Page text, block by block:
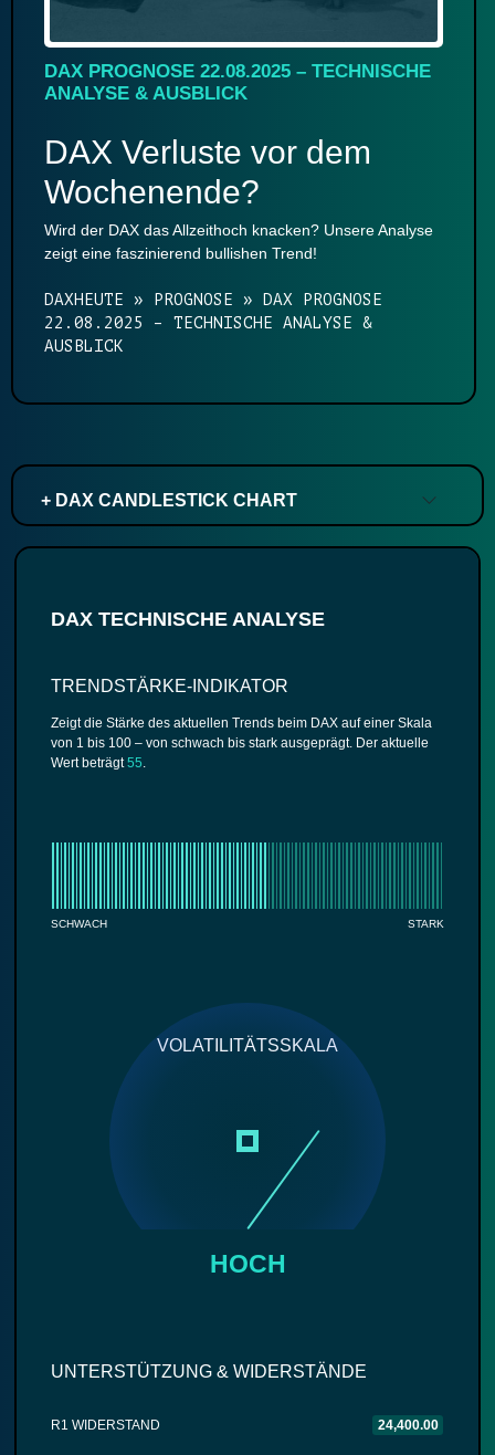
DAX PROGNOSE 22.08.2025 – TECHNISCHE
ANALYSE & AUSBLICK
DAX Verluste vor dem
Wochenende?
Wird der DAX das Allzeithoch knacken? Unsere Analyse
zeigt eine faszinierend bullishen Trend!
DAXHEUTE » PROGNOSE »
DAX PROGNOSE
22.08.2025 – TECHNISCHE ANALYSE &
AUSBLICK
+ DAX CANDLESTICK CHART
DAX TECHNISCHE ANALYSE
TRENDSTÄRKE-INDIKATOR
Zeigt die Stärke des aktuellen Trends beim DAX auf einer Skala
von 1 bis 100 – von schwach bis stark ausgeprägt. Der aktuelle
Wert beträgt55.
SCHWACH STARK
VOLATILITÄTSSKALA
HOCH
UNTERSTÜTZUNG & WIDERSTÄNDE
R1 WIDERSTAND 24,400.00